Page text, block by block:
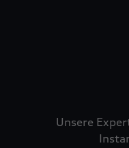
Unsere